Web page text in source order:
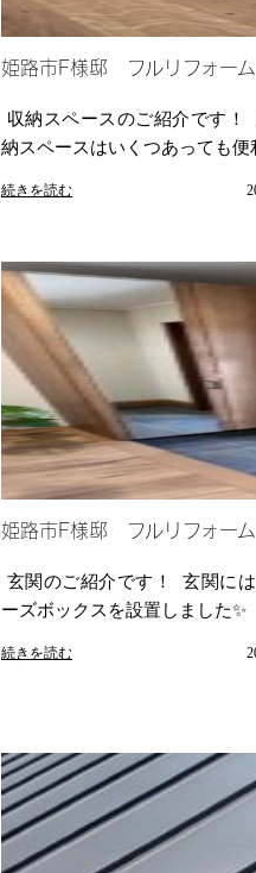
姫路市F様邸 フルリフォーム
収納スペースのご紹介です！
納スペースはいくつあっても
続きを読む
姫路市F様邸 フルリフォーム
玄関のご紹介です！ 玄関に
ーズボックスを設置しました✨
続きを読む